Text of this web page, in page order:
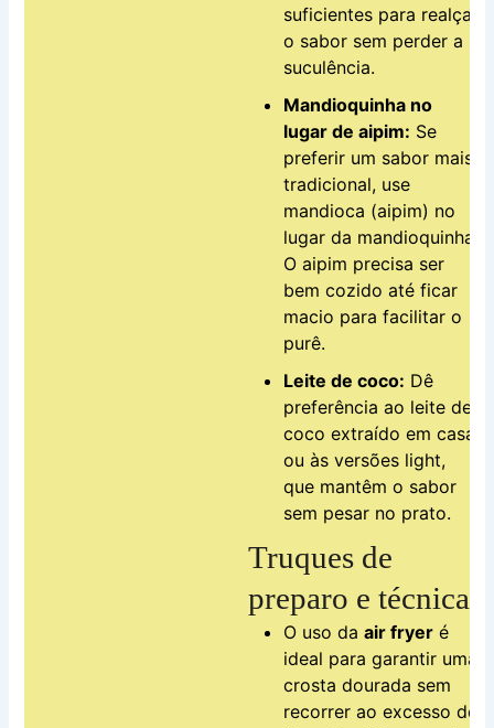
suficientes para realçar
o sabor sem perder a
suculência.
Mandioquinha no
lugar de aipim: Se
preferir um sabor mais
tradicional, use
mandioca (aipim) no
lugar da mandioquinha.
O aipim precisa ser
bem cozido até ficar
macio para facilitar o
purê.
Leite de coco: Dê
preferência ao leite de
coco extraído em casa
ou às versões light,
que mantêm o sabor
sem pesar no prato.
Truques de
preparo e técnica
O uso daair fryer é
ideal para garantir uma
crosta dourada sem
recorrer ao excesso de